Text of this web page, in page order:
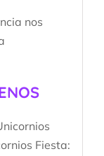
nos
Fiesta: